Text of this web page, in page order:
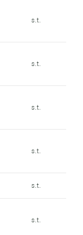
s.t.
s.t.
s.t.
s.t.
s.t.
s.t.